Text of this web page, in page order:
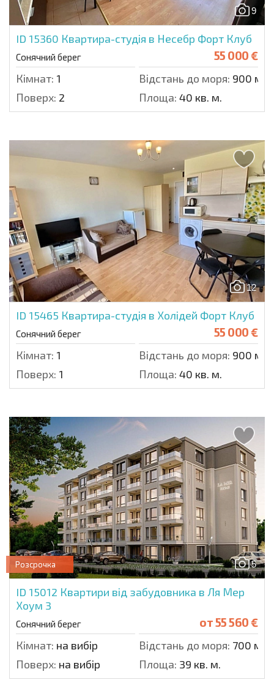
9
ID 15360 Квартира-студія в Несебр Форт Клуб
Сонячний берег 55 000 €
Кімнат: 1 Відстань до моря: 900 м.
Поверх: 2 Площа: 40 кв. м.
12
ID 15465 Квартира-студія в Холідей Форт Клуб
Сонячний берег 55 000 €
Кімнат: 1 Відстань до моря: 900 м.
Поверх: 1 Площа: 40 кв. м.
5
Розсрочка
ID 15012 Квартири від забудовника в Ля Мер
Хоум 3
Сонячний берег от55 560 €
Кімнат: на вибір Відстань до моря: 700 м.
Поверх: на вибір Площа: 39 кв. м.